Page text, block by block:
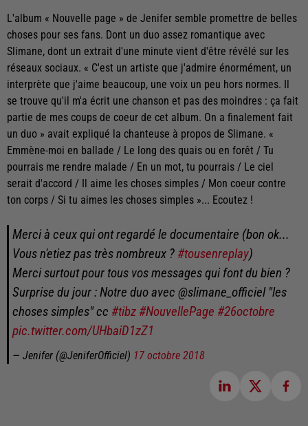
L'album « Nouvelle page » de Jenifer semble promettre de belles
choses pour ses fans. Dont un duo assez romantique avec
Slimane, dont un extrait d'une minute vient d'être révélé sur les
réseaux sociaux. « C'est un artiste que j'admire énormément, un
interprète que j'aime beaucoup, une voix un peu hors normes. Il
se trouve qu'il m'a écrit une chanson et pas des moindres : ça fait
partie de mes coups de coeur de cet album. On a finalement fait
un duo » avait expliqué la chanteuse à propos de Slimane. «
Emmène-moi en ballade / Le long des quais ou en forêt / Tu
pourrais me rendre malade / En un mot, tu pourrais / Le ciel
serait d'accord / Il aime les choses simples / Mon coeur contre
ton corps / Si tu aimes les choses simples »... Ecoutez !
Merci à ceux qui ont regardé le documentaire (bon ok...
Vous n'etiez pas très nombreux ? #tousenreplay)
Merci surtout pour tous vos messages qui font du bien ?
Surprise du jour : Notre duo avec @slimane_officiel "les
choses simples" cc #tibz #NouvellePage #26octobre
pic.twitter.com/UHbaiD1zZ1
— Jenifer (@JeniferOfficiel) 17 octobre 2018